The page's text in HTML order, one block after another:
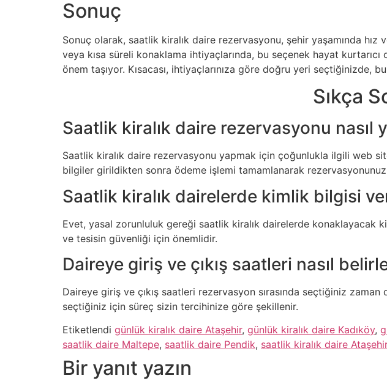
Sonuç
Sonuç olarak, saatlik kiralık daire rezervasyonu, şehir yaşamında
veya kısa süreli konaklama ihtiyaçlarında, bu seçenek hayat
önem taşıyor. Kısacası, ihtiyaçlarınıza göre doğru yeri seçtiğinizde,
Sıkça
Saatlik kiralık daire rezervasyonu nasıl
Saatlik kiralık daire rezervasyonu yapmak için çoğunlukla ilgili web
bilgiler girildikten sonra ödeme işlemi tamamlanarak
Saatlik kiralık dairelerde kimlik bilgisi
Evet, yasal zorunluluk gereği saatlik kiralık dairelerde konaklayacak
ve tesisin güvenliği için önemlidir.
Daireye giriş ve çıkış saatleri nasıl
Daireye giriş ve çıkış saatleri rezervasyon sırasında seçtiğiniz
seçtiğiniz için süreç sizin tercihinize göre şekillenir.
Etiketlendi günlük kiralık daire Ataşehir, günlük kiralık daire Kadıköy,
saatlik daire Maltepe, saatlik daire Pendik, saatlik kiralık daire
Bir yanıt yazın